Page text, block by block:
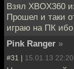
Взял XBOX360
Прошел и таки
играю на ПК ибо
Pink Ranger »
#31 | 15.01.13 22:20